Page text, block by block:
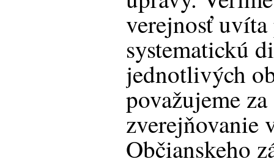
verejnosť
systematickú
jednotlivých
považujeme
zverejňovanie
Občianskeho